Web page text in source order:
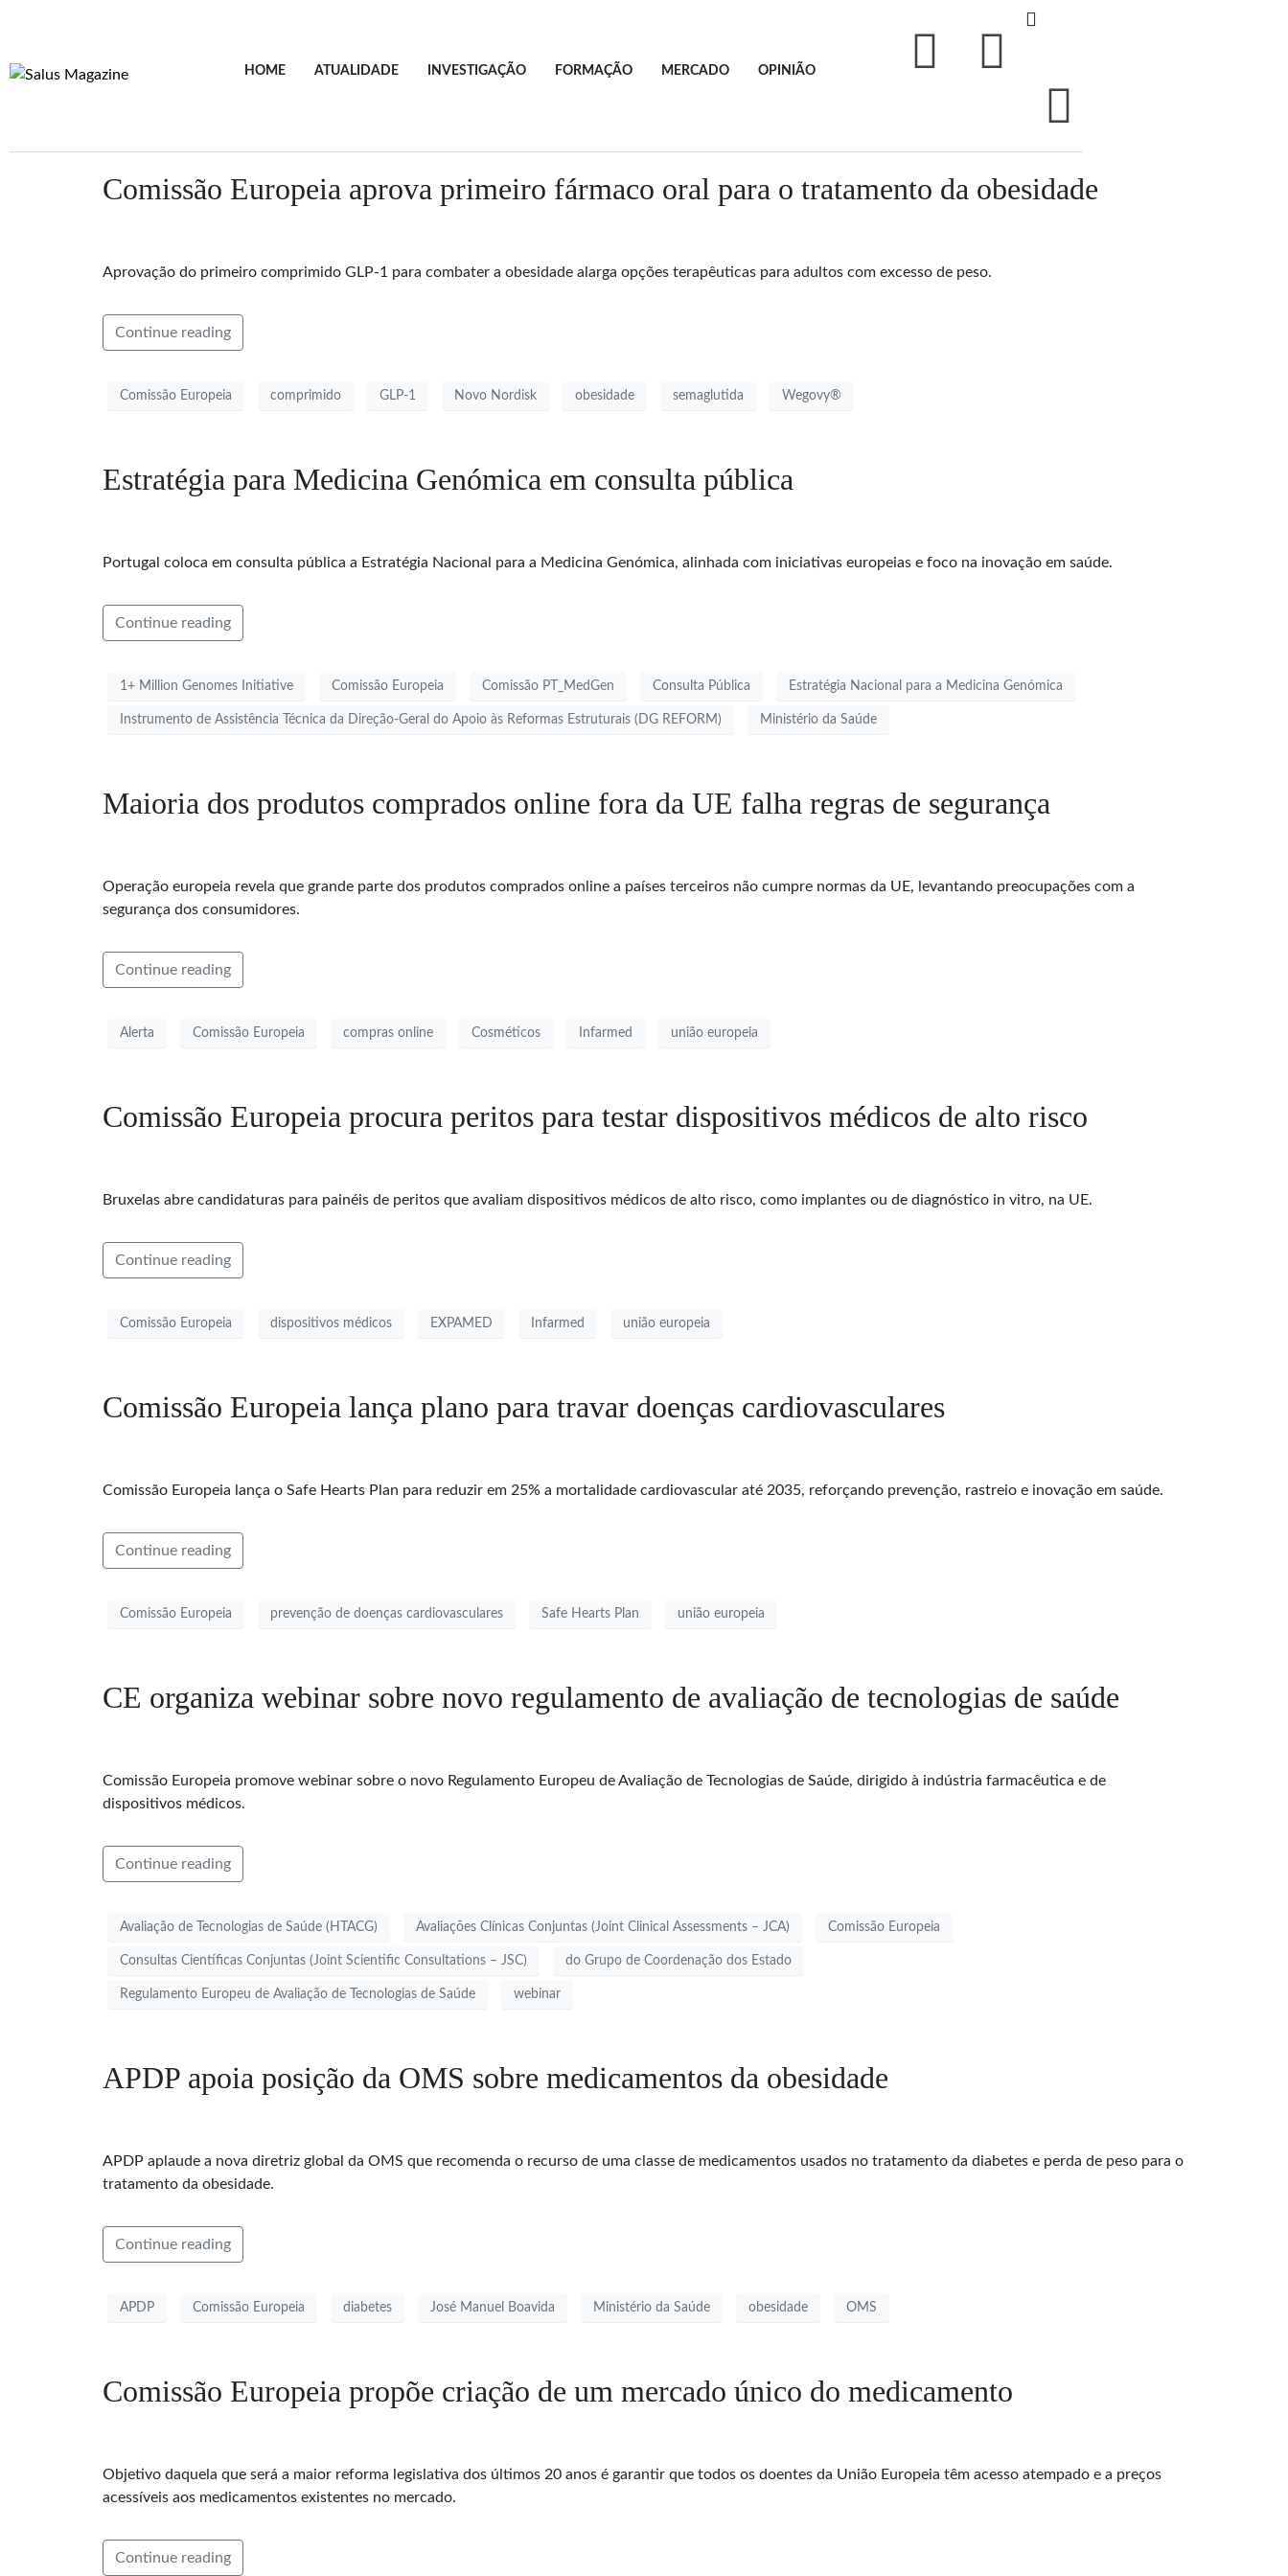
HOME ATUALIDADE INVESTIGAÇÃO FORMAÇÃO MERCADO OPINIÃO
Comissão Europeia aprova primeiro fármaco oral para o tratamento da obesidade
Aprovação do primeiro comprimido GLP-1 para combater a obesidade alarga opções terapêuticas para adultos com excesso de peso.
Continue reading
Comissão Europeia comprimido GLP-1 Novo Nordisk obesidade semaglutida Wegovy®
Estratégia para Medicina Genómica em consulta pública
Portugal coloca em consulta pública a Estratégia Nacional para a Medicina Genómica, alinhada com iniciativas europeias e foco na inovação em saúde.
Continue reading
1+ Million Genomes Initiative Comissão Europeia Comissão PT_MedGen Consulta Pública Estratégia Nacional para a Medicina Genómica
Instrumento de Assistência Técnica da Direção-Geral do Apoio às Reformas Estruturais (DG REFORM) Ministério da Saúde
Maioria dos produtos comprados online fora da UE falha regras de segurança
Operação europeia revela que grande parte dos produtos comprados online a países terceiros não cumpre normas da UE, levantando preocupações com a
segurança dos consumidores.
Continue reading
Alerta Comissão Europeia compras online Cosméticos Infarmed união europeia
Comissão Europeia procura peritos para testar dispositivos médicos de alto risco
Bruxelas abre candidaturas para painéis de peritos que avaliam dispositivos médicos de alto risco, como implantes ou de diagnóstico in vitro, na UE.
Continue reading
Comissão Europeia dispositivos médicos EXPAMED Infarmed união europeia
Comissão Europeia lança plano para travar doenças cardiovasculares
Comissão Europeia lança o Safe Hearts Plan para reduzir em 25% a mortalidade cardiovascular até 2035, reforçando prevenção, rastreio e inovação em saúde.
Continue reading
Comissão Europeia prevenção de doenças cardiovasculares Safe Hearts Plan união europeia
CE organiza webinar sobre novo regulamento de avaliação de tecnologias de saúde
Comissão Europeia promove webinar sobre o novo Regulamento Europeu de Avaliação de Tecnologias de Saúde, dirigido à indústria farmacêutica e de
dispositivos médicos.
Continue reading
Avaliação de Tecnologias de Saúde (HTACG) Avaliações Clínicas Conjuntas (Joint Clinical Assessments – JCA) Comissão Europeia
Consultas Científicas Conjuntas (Joint Scientific Consultations – JSC) do Grupo de Coordenação dos Estado
Regulamento Europeu de Avaliação de Tecnologias de Saúde webinar
APDP apoia posição da OMS sobre medicamentos da obesidade
APDP aplaude a nova diretriz global da OMS que recomenda o recurso de uma classe de medicamentos usados no tratamento da diabetes e perda de peso para o
tratamento da obesidade.
Continue reading
APDP Comissão Europeia diabetes José Manuel Boavida Ministério da Saúde obesidade OMS
Comissão Europeia propõe criação de um mercado único do medicamento
Objetivo daquela que será a maior reforma legislativa dos últimos 20 anos é garantir que todos os doentes da União Europeia têm acesso atempado e a preços
acessíveis aos medicamentos existentes no mercado.
Continue reading